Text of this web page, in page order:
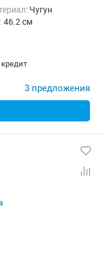
Чугун
46.2 см
3 предложения